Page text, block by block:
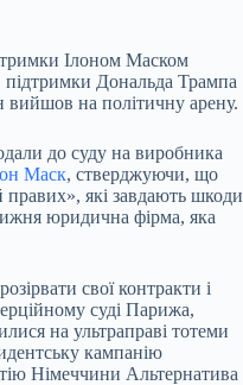
Ілоном Маском
підтримки Дональда Трампа
вийшов на політичну арену.
до суду на виробника
Маск, стверджуючи, що
правих», які завдають шкоди
юридична фірма, яка
свої контракти і
суді Парижа,
на ультраправі тотеми
кампанію
Німеччини Альтернатива